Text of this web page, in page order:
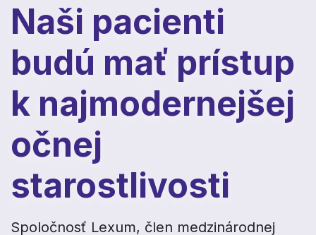
Naši pacienti
budú mať prístup
k najmodernejšej
očnej
starostlivosti
Spoločnosť Lexum, člen medzinárodnej